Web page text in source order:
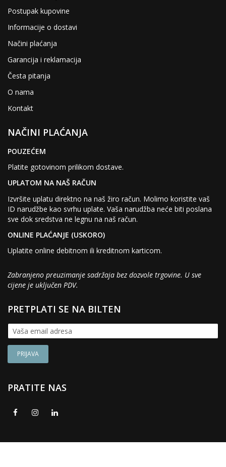
Postupak kupovine
Informacije o dostavi
Načini plaćanja
Garancija i reklamacija
Česta pitanja
O nama
Kontakt
NAČINI PLAĆANJA
POUZEĆEM
Platite gotovinom prilikom dostave.
UPLATOM NA NAŠ RAČUN
Izvršite uplatu direktno na naš žiro račun. Molimo koristite vaš
ID narudžbe kao svrhu uplate. Vaša narudžba neće biti poslana
sve dok sredstva ne legnu na naš račun.
ONLINE PLAĆANJE (USKORO)
Uplatite online debitnom ili kreditnom karticom.
Zabranjeno preuzimanje sadržaja bez dozvole trgovine. U sve
cijene je uključen PDV.
PRETPLATI SE NA BILTEN
PRATITE NAS